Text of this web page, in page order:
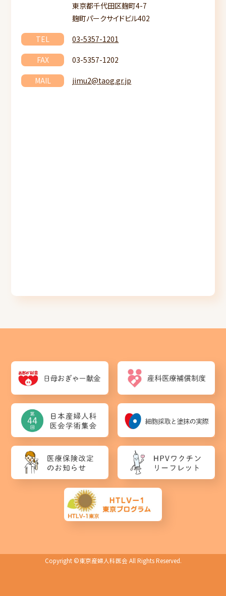
東京都千代田区麹町4-7
麹町パークサイドビル402
TEL 03-5357-1201
FAX 03-5357-1202
MAIL jimu2@taog.gr.jp
Copyright ©東京産婦人科医会 All Rights Reserved.